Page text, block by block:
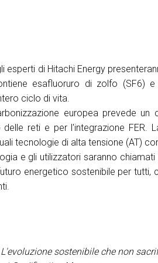
espositori
Scientifico
esperti di Hitachi Energy
esafluoruro di zolfo (SF6)
ciclo di vita.
europea prevede
reti e per l'integrazione FER.
tecnologie di alta tensione (AT)
e gli utilizzatori saranno
energetico sostenibile per
sostenibile che non